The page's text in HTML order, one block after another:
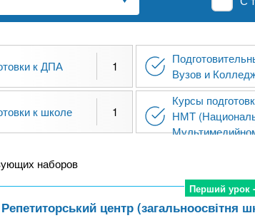
к ДПА 1
Вузов и
к школе 1
Курсы
НМТ
наборов
Перший урок
Перший урок
Репетиторський центр (загальноосвітня